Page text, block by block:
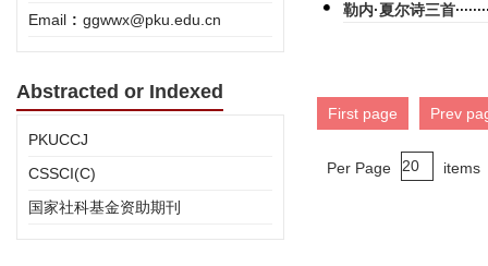
Email : ggwwx@pku.edu.cn
Abstracted or Indexed
PKUCCJ
CSSCI(C)
国家社科基金资助期刊
勒内·夏尔诗三首
First page Prev
Per Page items